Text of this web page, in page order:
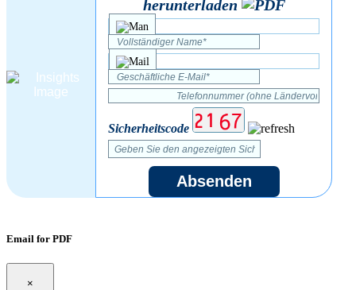
herunterladen
Sicherheitscode
Absenden
Email for PDF
×